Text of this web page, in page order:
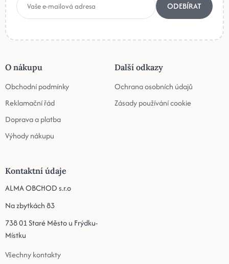
ODEBÍRAT
O nákupu
Obchodní podmínky
Reklamační řád
Doprava a platba
Výhody nákupu
Další odkazy
Ochrana osobních údajů
Zásady používání cookie
Kontaktní údaje
ALMA OBCHOD s.r.o
Na zbytkách 83
738 01 Staré Město u Frýdku-
Místku
Všechny kontakty